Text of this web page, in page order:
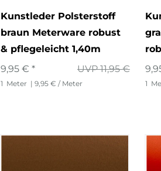
Kunstleder Polsterstoff
braun Meterware robust
& pflegeleicht 1,40m
UVP 11,95 €
9,95 € *
1 Meter | 9,95 € / Meter 1